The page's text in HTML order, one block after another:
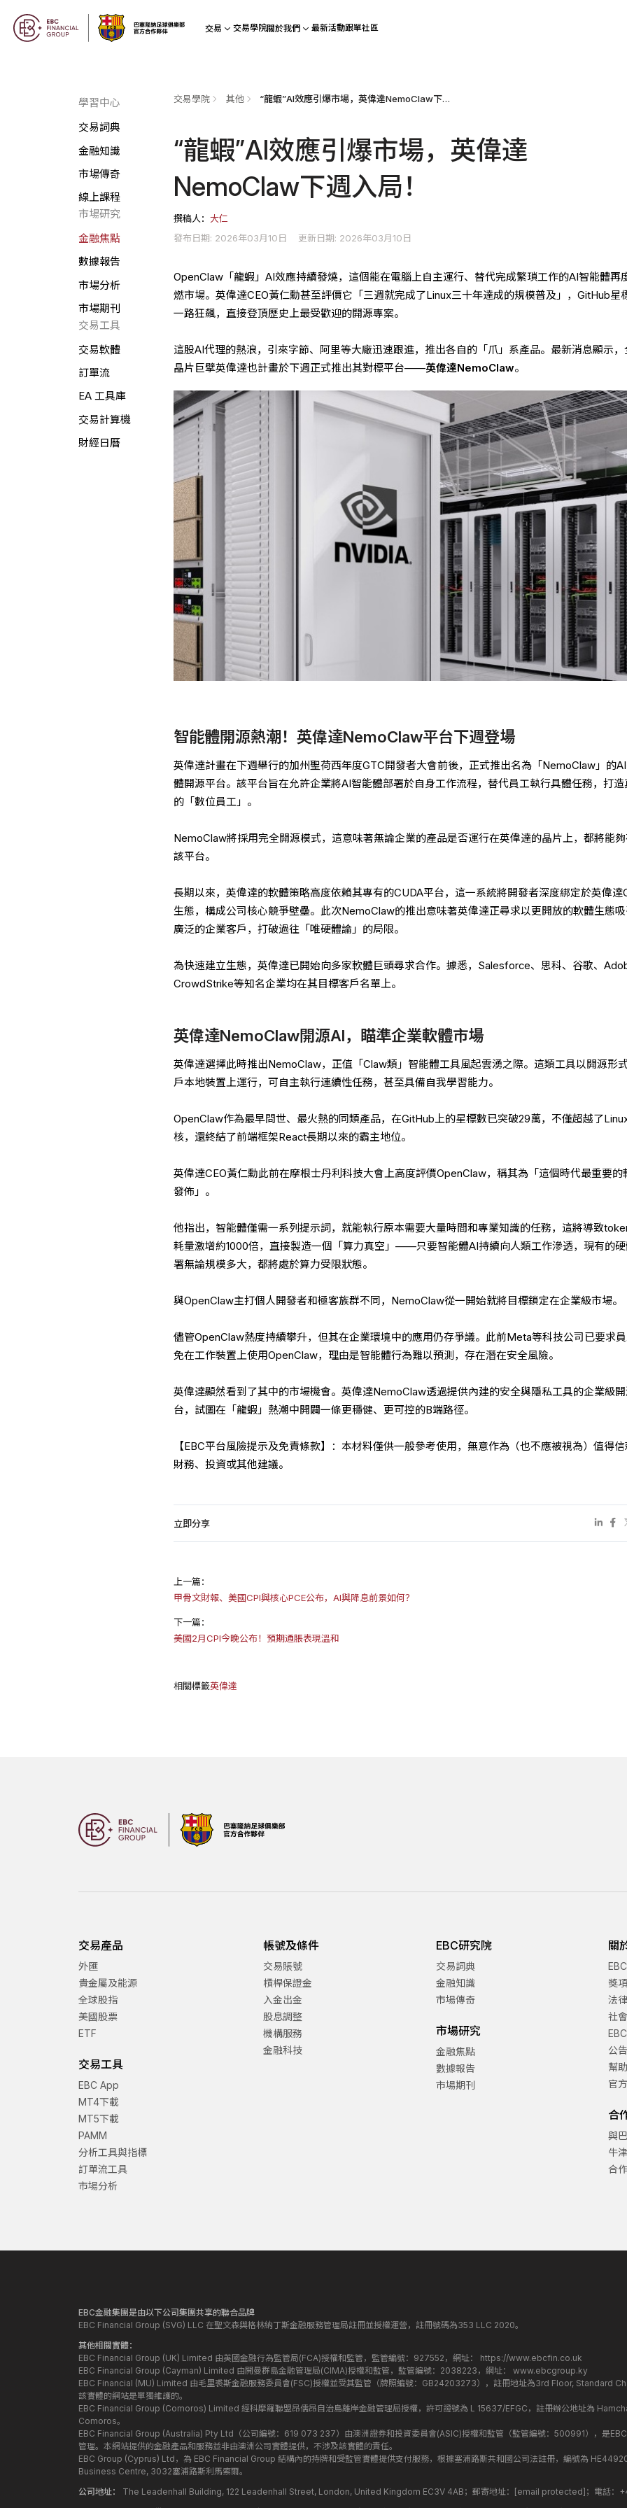
交易 交易學院關於我們 最新活動跟單社區
學習中心
交易詞典
金融知識
市場傳奇
線上課程
市場研究
金融焦點
數據報告
市場分析
市場期刊
交易工具
交易軟體
訂單流
EA 工具庫
交易計算機
財經日曆
交易學院 其他 “龍蝦”AI效應引爆市場，英偉達NemoClaw下週入局！
“龍蝦”AI效應引爆市場，英偉達
NemoClaw下週入局！
撰稿人：大仁
發布日期: 2026年03月10日
更新日期: 2026年03月10日
OpenClaw「龍蝦」AI效應持續發燒，這個能在電腦上自主運行、替代完成繁瑣工作的AI智能體再
燃市場。英偉達CEO黃仁勳甚至評價它「三週就完成了Linux三十年達成的規模普及」，GitHub星
一路狂飆，直接登頂歷史上最受歡迎的開源專案。
這股AI代理的熱浪，引來字節、阿里等大廠迅速跟進，推出各自的「爪」系產品。最新消息顯示，
晶片巨擘英偉達也計畫於下週正式推出其對標平台——英偉達NemoClaw。
智能體開源熱潮！英偉達NemoClaw平台下週登場
英偉達計畫在下週舉行的加州聖荷西年度GTC開發者大會前後，正式推出名為「NemoClaw」的
體開源平台。該平台旨在允許企業將AI智能體部署於自身工作流程，替代員工執行具體任務，打造
的「數位員工」。
NemoClaw將採用完全開源模式，這意味著無論企業的產品是否運行在英偉達的晶片上，都將能
該平台。
長期以來，英偉達的軟體策略高度依賴其專有的CUDA平台，這一系統將開發者深度綁定於英偉達
生態，構成公司核心競爭壁壘。此次NemoClaw的推出意味著英偉達正尋求以更開放的軟體生態
廣泛的企業客戶，打破過往「唯硬體論」的局限。
為快速建立生態，英偉達已開始向多家軟體巨頭尋求合作。據悉，Salesforce、思科、谷歌、
CrowdStrike等知名企業均在其目標客戶名單上。
英偉達NemoClaw開源AI，瞄準企業軟體市場
英偉達選擇此時推出NemoClaw，正值「Claw類」智能體工具風起雲湧之際。這類工具以開源形
戶本地裝置上運行，可自主執行連續性任務，甚至具備自我學習能力。
OpenClaw作為最早問世、最火熱的同類產品，在GitHub上的星標數已突破29萬，不僅超越了
核，還終結了前端框架React長期以來的霸主地位。
英偉達CEO黃仁勳此前在摩根士丹利科技大會上高度評價OpenClaw，稱其為「這個時代最重要的
發佈」。
他指出，智能體僅需一系列提示詞，就能執行原本需要大量時間和專業知識的任務，這將導致
耗量激增約1000倍，直接製造一個「算力真空」——只要智能體AI持續向人類工作滲透，現有的硬
署無論規模多大，都將處於算力受限狀態。
與OpenClaw主打個人開發者和極客族群不同，NemoClaw從一開始就將目標鎖定在企業級市場。
儘管OpenClaw熱度持續攀升，但其在企業環境中的應用仍存爭議。此前Meta等科技公司已要求
免在工作裝置上使用OpenClaw，理由是智能體行為難以預測，存在潛在安全風險。
英偉達顯然看到了其中的市場機會。英偉達NemoClaw透過提供內建的安全與隱私工具的企業級
台，試圖在「龍蝦」熱潮中開闢一條更穩健、更可控的B端路徑。
【EBC平台風險提示及免責條款】：本材料僅供一般參考使用，無意作為（也不應被視為）值得
財務、投資或其他建議。
立即分享
上一篇：
甲骨文財報、美國CPI與核心PCE公布，AI與降息前景如何？
下一篇：
美國2月CPI今晚公布！預期通脹表現溫和
相關標籤英偉達
交易產品
外匯
貴金屬及能源
全球股指
美國股票
ETF
交易工具
EBC App
MT4下載
MT5下載
PAMM
分析工具與指標
訂單流工具
市場分析
帳號及條件
交易賬號
槓桿保證金
入金出金
股息調整
機構服務
金融科技
EBC研究院
交易詞典
金融知識
市場傳奇
市場研究
金融焦點
數據報告
市場期刊
關
獎
法
社
公
幫
官
合
與
牛
合
EBC金融集團是由以下公司集團共享的聯合品牌
EBC Financial Group (SVG) LLC 在聖文森與格林納丁斯金融服務管理局註冊並授權運營，註冊號碼為353 LLC 2020。
其他相關實體：
EBC Financial Group (UK) Limited 由英國金融行為監管局(FCA)授權和監管，監管編號：927552，網址： https://www.ebcfin.co.uk
EBC Financial Group (Cayman) Limited 由開曼群島金融管理局(CIMA)授權和監管，監管編號：2038223，網址： www.ebcgroup.ky
EBC Financial (MU) Limited 由毛里裘斯金融服務委員會(FSC)授權並受其監管（牌照編號：GB24203273），註冊地址為3rd Floor, Standard
該實體的網站是單獨維護的。
EBC Financial Group (Comoros) Limited 經科摩羅聯盟昂儒昂自治島離岸金融管理局授權，許可證號為 L 15637/EFGC，註冊辦公地址為
Comoros。
EBC Financial Group (Australia) Pty Ltd（公司編號：619 073 237）由澳洲證券和投資委員會(ASIC)授權和監管（監管編號：500991），是
管理。本網站提供的金融產品和服務並非由澳洲公司實體提供，不涉及該實體的責任。
EBC Group (Cyprus) Ltd，為 EBC Financial Group 結構內的持牌和受監管實體提供支付服務，根據塞浦路斯共和國公司法註冊，編號為
Business Centre, 3032塞浦路斯利馬索爾。
公司地址： The Leadenhall Building, 122 Leadenhall Street, London, United Kingdom EC3V 4AB；郵寄地址： [email protected] ；電話：